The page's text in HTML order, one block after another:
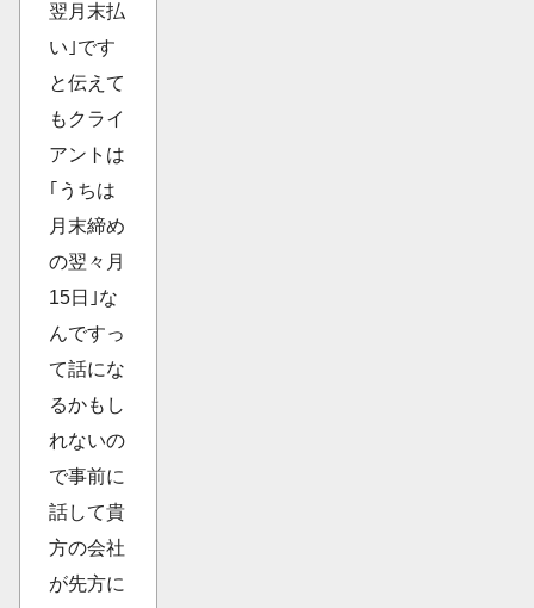
翌月末払
い｣です
と伝えて
もクライ
アントは
｢うちは
月末締め
の翌々月
15日｣な
んですっ
て話にな
るかもし
れないの
で事前に
話して貴
方の会社
が先方に